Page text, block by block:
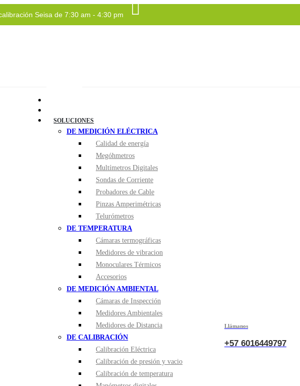
Seisa de 7:30 am - 4:30 pm
SOLUCIONES
DE MEDICIÓN ELÉCTRICA
Calidad de energía
Megóhmetros
Multímetros Digitales
Sondas de Corriente
Probadores de Cable
Pinzas Amperimétricas
Telurómetros
DE TEMPERATURA
Cámaras termográficas
Medidores de vibracion
Monoculares Térmicos
Accesorios
DE MEDICIÓN AMBIENTAL
Cámaras de Inspección
Medidores Ambientales
Medidores de Distancia
DE CALIBRACIÓN
Calibración Eléctrica
Calibración de presión y vacio
Calibración de temperatura
Llámanos
+57 6016449797